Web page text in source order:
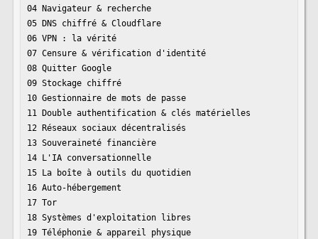
04 Navigateur & recherche
05 DNS chiffré & Cloudflare
06 VPN : la vérité
07 Censure & vérification d'identité
08 Quitter Google
09 Stockage chiffré
10 Gestionnaire de mots de passe
11 Double authentification & clés matérielles
12 Réseaux sociaux décentralisés
13 Souveraineté financière
14 L'IA conversationnelle
15 La boîte à outils du quotidien
16 Auto-hébergement
17 Tor
18 Systèmes d'exploitation libres
19 Téléphonie & appareil physique